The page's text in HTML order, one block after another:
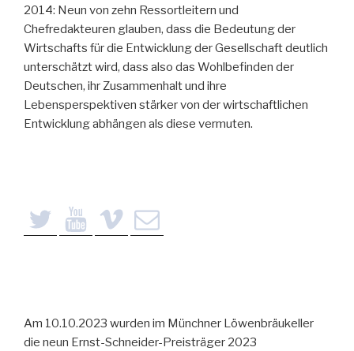
2014: Neun von zehn Ressortleitern und
Chefredakteuren glauben, dass die Bedeutung der
Wirtschafts für die Entwicklung der Gesellschaft deutlich
unterschätzt wird, dass also das Wohlbefinden der
Deutschen, ihr Zusammenhalt und ihre
Lebensperspektiven stärker von der wirtschaftlichen
Entwicklung abhängen als diese vermuten.
Am 10.10.2023 wurden im Münchner Löwenbräukeller
die neun Ernst-Schneider-Preisträger 2023